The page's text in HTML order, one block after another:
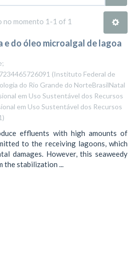
no momento 1-1 of 1
e do óleo microalgal de lagoa
(Instituto Federal de
do Rio Grande do NorteBrasilNatal
em Uso Sustentável dos Recursos
em Uso Sustentável dos Recursos
)
effluents with high amounts of
to the receiving lagoons, which
damages. However, this seaweedy
stabilization ...